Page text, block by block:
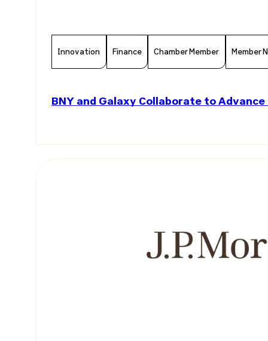
Innovation Finance Chamber Member Member
BNY and Galaxy Collaborate to